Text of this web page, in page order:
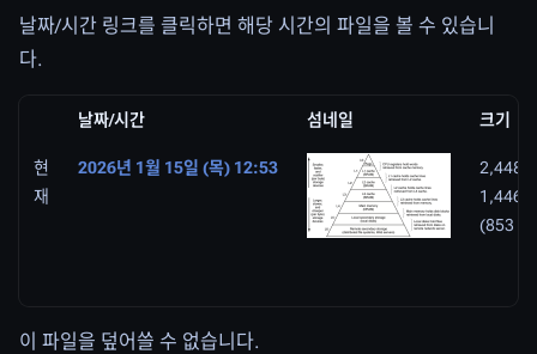
날짜/시간 링크를 클릭하면 해당 시간의 파일을 볼 수 있습니
다.
날짜/시간 섬네일 크기
현
재
2026년 1월 15일 (목) 12:53
2,448 ×
1,446
(853
이 파일을 덮어쓸 수 없습니다.